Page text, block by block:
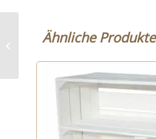
Ähnliche Produkte
Paletten Vollholz Klötze